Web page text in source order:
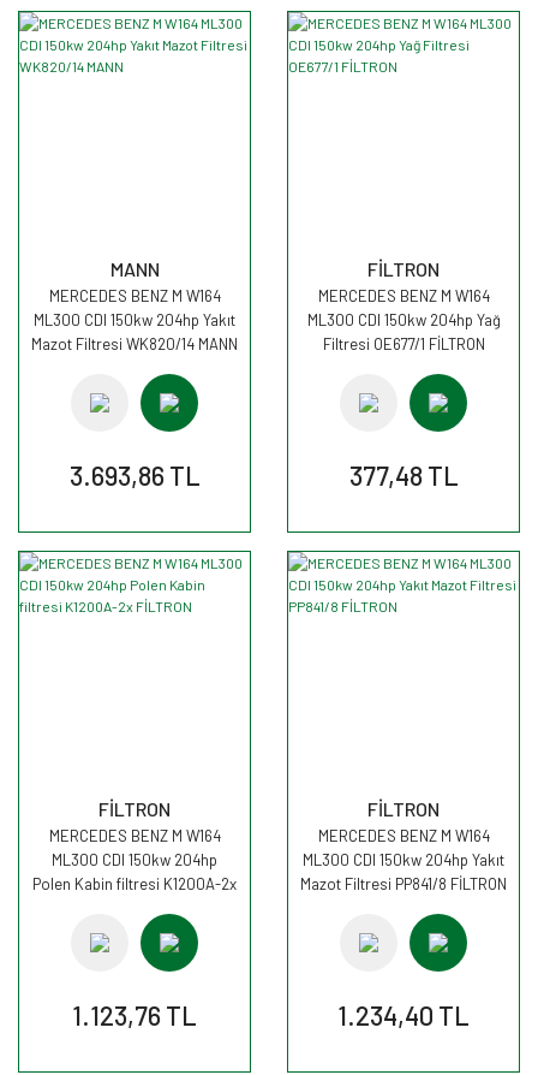
MANN
MERCEDES BENZ M W164
ML300 CDI 150kw 204hp Yakıt
Mazot Filtresi WK820/14 MANN
3.693,86 TL
FİLTRON
MERCEDES BENZ M W164
ML300 CDI 150kw 204hp Yağ
Filtresi OE677/1 FİLTRON
377,48 TL
FİLTRON
MERCEDES BENZ M W164
ML300 CDI 150kw 204hp
Polen Kabin filtresi K1200A-2x
1.123,76 TL
FİLTRON
MERCEDES BENZ M W164
ML300 CDI 150kw 204hp Yakıt
Mazot Filtresi PP841/8 FİLTRON
1.234,40 TL